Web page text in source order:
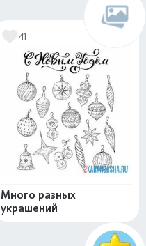
41
Много разных
украшений